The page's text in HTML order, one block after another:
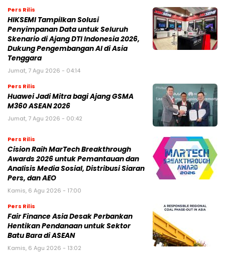
Pers Rilis
HIKSEMI Tampilkan Solusi
Penyimpanan Data untuk Seluruh
Skenario di Ajang DTI Indonesia 2026,
Dukung Pengembangan AI di Asia
Tenggara
Jumat, 7 Agu 2026 - 04:14
Pers Rilis
Huawei Jadi Mitra bagi Ajang GSMA
M360 ASEAN 2026
Jumat, 7 Agu 2026 - 00:42
Pers Rilis
Cision Raih MarTech Breakthrough
Awards 2026 untuk Pemantauan dan
Analisis Media Sosial, Distribusi Siaran
Pers, dan AEO
Kamis, 6 Agu 2026 - 17:00
Pers Rilis
Fair Finance Asia Desak Perbankan
Hentikan Pendanaan untuk Sektor
Batu Bara di ASEAN
Kamis, 6 Agu 2026 - 13:02